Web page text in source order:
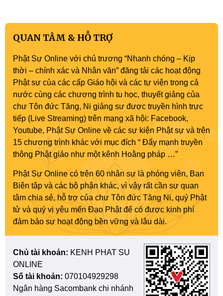
QUAN TÂM & HỖ TRỢ
Phật Sự Online với chủ trương “Nhanh chóng – Kịp
thời – chính xác và Nhân văn” đăng tải các hoạt động
Phật sự của các cấp Giáo hội và các tự viện trong cả
nước cùng các chương trình tu học, thuyết giảng của
chư Tôn đức Tăng, Ni giảng sư được truyền hình trực
tiếp (Live Streaming) trên mạng xã hội: Facebook,
Youtube, Phật Sự Online về các sự kiện Phật sự và trên
15 chương trình khác với mục đích “ Đẩy mạnh truyền
thông Phật giáo như một kênh Hoằng pháp …”
Phật Sự Online có trên 60 nhân sự là phóng viên, Ban
Biên tập và các bộ phận khác, vì vậy rất cần sự quan
tâm chia sẻ, hỗ trợ của chư Tôn đức Tăng Ni, quý Phật
tử và quý vị yêu mến Đạo Phật để có được kinh phí
đảm bảo sự hoạt động bền vững và lâu dài.
Chủ tài khoản: KENH PHAT SU
ONLINE
Số tài khoản: 070104929298
Ngân hàng Sacombank chi nhánh